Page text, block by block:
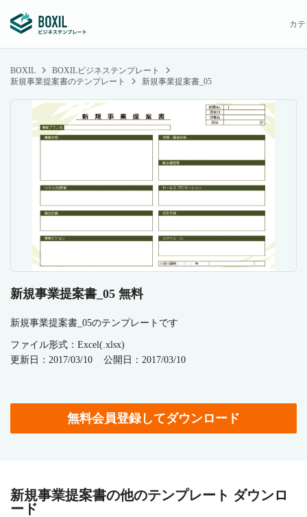
カ
BOXIL
BOXILビジネステンプレート
新規事業提案書のテンプレート
新規事業提案書_05
新規事業提案書_05 無料
新規事業提案書_05のテンプレートです
ファイル形式：Excel(.xlsx)
更新日：2017/03/10
公開日：2017/03/10
無料会員登録してダウンロード
新規事業提案書の他のテンプレート ダウンロ
ード